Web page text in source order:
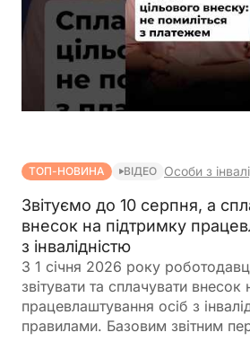
ТОП-НОВИНА ВІДЕО Особи з
Звітуємо до 10 серпня, а
внесок на підтримку
з інвалідністю
З 1 січня 2026 року
звітувати та сплачувати внесок
працевлаштування осіб з
правилами. Базовим звітним